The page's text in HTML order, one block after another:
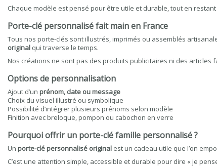
Chaque modèle est pensé pour être utile et durable, tout en
Porte-clé personnalisé fait main en France
Tous nos porte-clés sont illustrés, imprimés ou assemblés
original qui traverse le temps.
Nos créations ne sont pas des produits publicitaires ni des
Options de personnalisation
Ajout d’un prénom, date ou message
Choix du visuel illustré ou symbolique
Possibilité d’intégrer plusieurs prénoms selon modèle
Finition avec breloque, pompon ou cabochon en verre
Pourquoi offrir un porte-clé famille personnalisé ?
Un porte-clé personnalisé original est un cadeau utile que l’on
C’est une attention simple, accessible et durable pour dire « je